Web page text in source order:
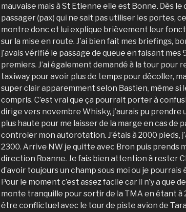
mauvaise mais à St Etienne elle est Bonne. Dès le
passager (pax) qui ne sait pas utiliser les portes,
montre donc et lui explique brièvement leur
sur la mise en route. J’ai bien fait mes briefings,
j’avais vérifié le passage de queue en faisant mes
premiers. J’ai également demandé à la tour pour
taxiway pour avoir plus de temps pour décoller,
super clair apparemment selon Bastien, même si
compris. C’est vrai que ça pourrait porter à
dirige vers novembre Whisky, j’aurais pu prendre
plus haute pour me laisser de la marge en cas de
controler mon autorotation. J’étais à 2000 pieds,
2300. Arrive NW je quitte avec Bron puis prends
direction Roanne. Je fais bien attention à rester
d’avoir toujours un champ sous moi ou je
Pour le moment c’est assez facile car il n’y a que
monte tranquille pour sortir de la TMA en étant à
être conflictuel avec le tour de piste avion de